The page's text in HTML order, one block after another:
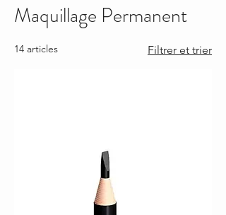
Maquillage Permanent
14 articles Filtrer et trier